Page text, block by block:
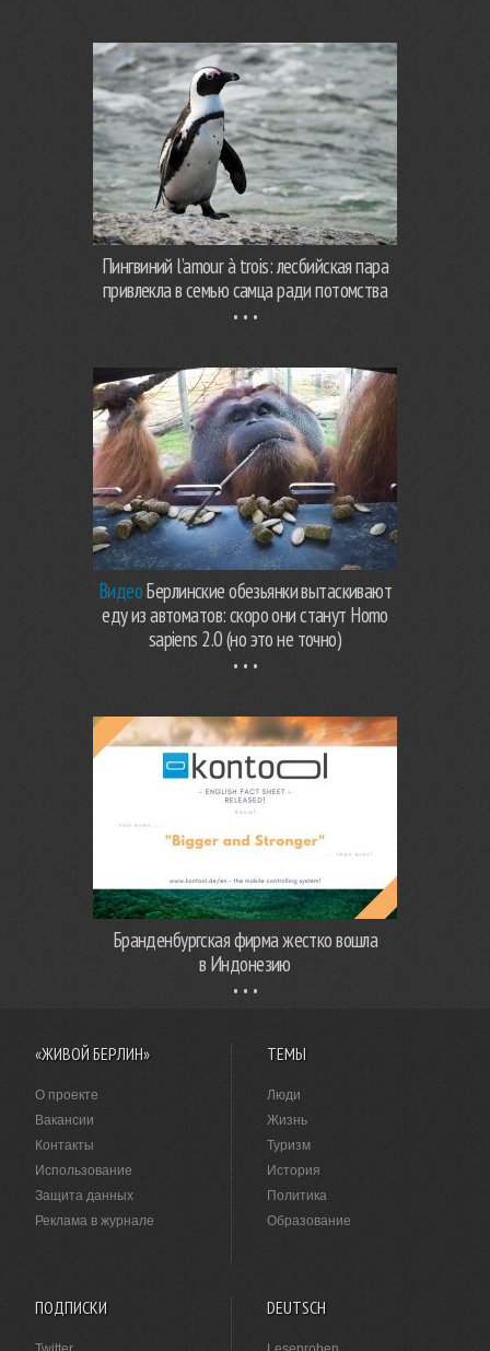
Пингвиний l’amour à trois: лесбийская пара
привлекла в семью самца ради потомства
ВидеоБерлинские обезьянки вытаскивают
еду из автоматов: скоро они станут Homo
sapiens 2.0 (но это не точно)
Бранденбургская фирма жестко вошла
в Индонезию
«ЖИВОЙ БЕРЛИН»
О проекте
Вакансии
Контакты
Использование
Защита данных
Реклама в журнале
ТЕМЫ
Люди
Жизнь
Туризм
История
Политика
Образование
ПОДПИСКИ DEUTSCH